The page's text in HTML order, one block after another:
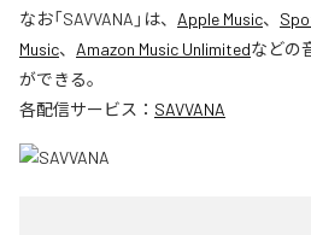
なお「SAVVANA 」は、 Apple Music、
Music、 Amazon Music Unlimitedなどの
ができる。
各配信サービス： SAVVANA